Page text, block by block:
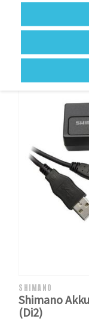
SHIMANO
Shimano
(Di2)